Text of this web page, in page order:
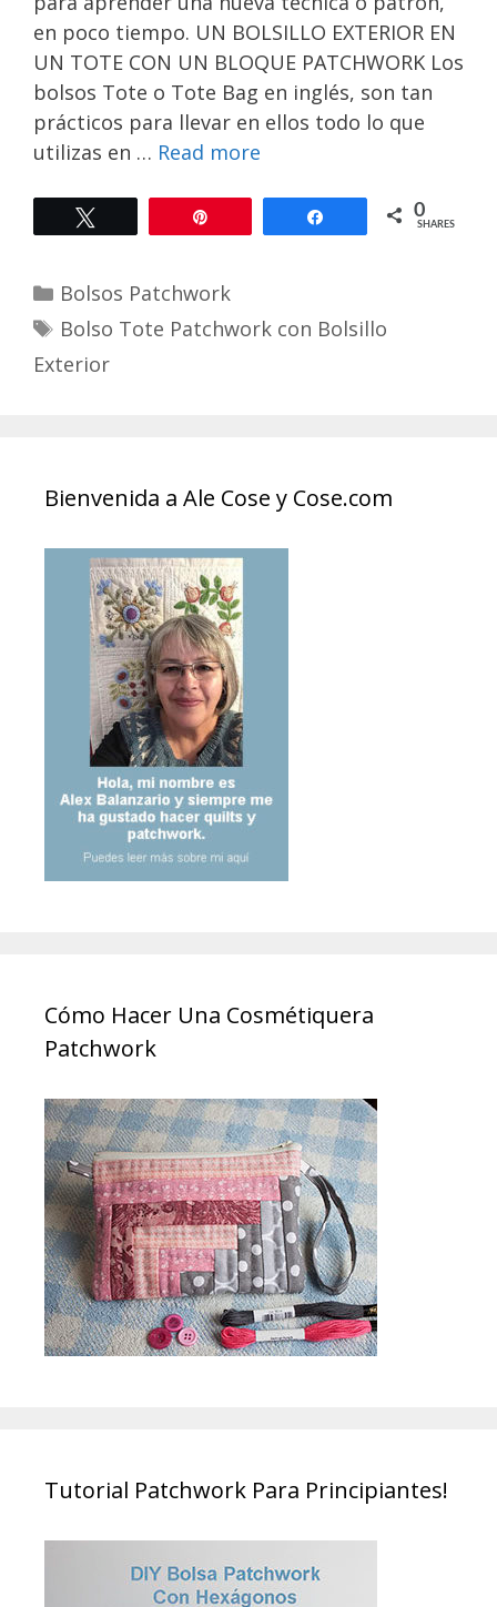
en poco tiempo. UN BOLSILLO EXTERIOR EN
UN TOTE CON UN BLOQUE PATCHWORK Los
bolsos Tote o Tote Bag en inglés, son tan
prácticos para llevar en ellos todo lo que
utilizas en … Read more
0
SHARES
Categories
Bolsos Patchwork
Tags
Bolso Tote Patchwork con Bolsillo
Exterior
Bienvenida a Ale Cose y Cose.com
Cómo Hacer Una Cosmétiquera
Patchwork
Tutorial Patchwork Para Principiantes!